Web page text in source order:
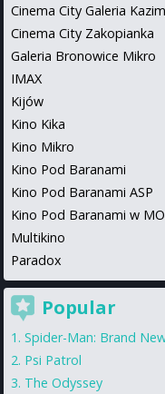
Cinema City Galeria
Cinema City Zakopianka
Galeria Bronowice Mikro
IMAX
Kijów
Kino Kika
Kino Mikro
Kino Pod Baranami
Kino Pod Baranami ASP
Kino Pod Baranami w
Multikino
Paradox
Popular
Spider-Man: Brand
Psi Patrol
The Odyssey